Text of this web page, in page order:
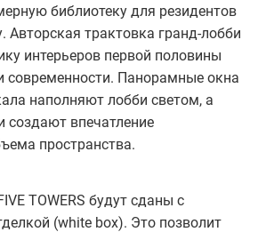
библиотеку для резидентов
Авторская трактовка гранд-лобби
интерьеров первой половины
современности. Панорамные окна
наполняют лобби светом, а
создают впечатление
пространства.
TOWERS будут сданы с
(white box). Это позволит